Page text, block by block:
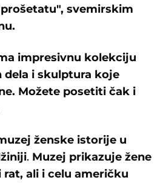
svemirskim
impresivnu kolekciju
i skulptura koje
Možete posetiti čak i
ženske istorije u
. Muzej prikazuje žene
ali i celu američku